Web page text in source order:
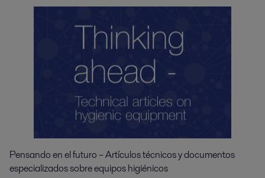
Pensando en el futuro – Artículos técnicos y documentos
especializados sobre equipos higiénicos